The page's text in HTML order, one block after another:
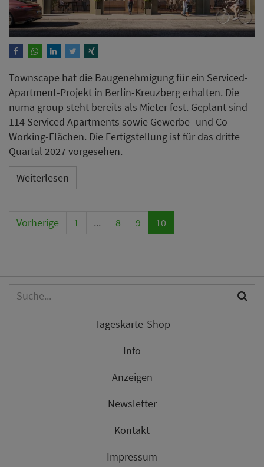
Townscape hat die Baugenehmigung für ein Serviced-
Apartment-Projekt in Berlin-Kreuzberg erhalten. Die
numa group steht bereits als Mieter fest. Geplant sind
114 Serviced Apartments sowie Gewerbe- und Co-
Working-Flächen. Die Fertigstellung ist für das dritte
Quartal 2027 vorgesehen.
Weiterlesen
Vorherige 1 ... 8 9 10
Tageskarte-Shop
Info
Anzeigen
Newsletter
Kontakt
Impressum